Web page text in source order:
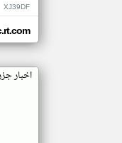
XJ39DF
اخبار